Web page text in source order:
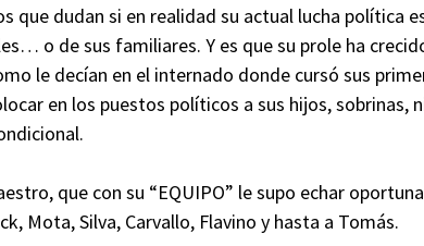
que dudan si en realidad su actual lucha política
o de sus familiares. Y es que su prole ha
le decían en el internado donde cursó sus
en los puestos políticos a sus hijos, sobrinas,
que con su “EQUIPO” le supo echar
Mota, Silva, Carvallo, Flavino y hasta a Tomás.